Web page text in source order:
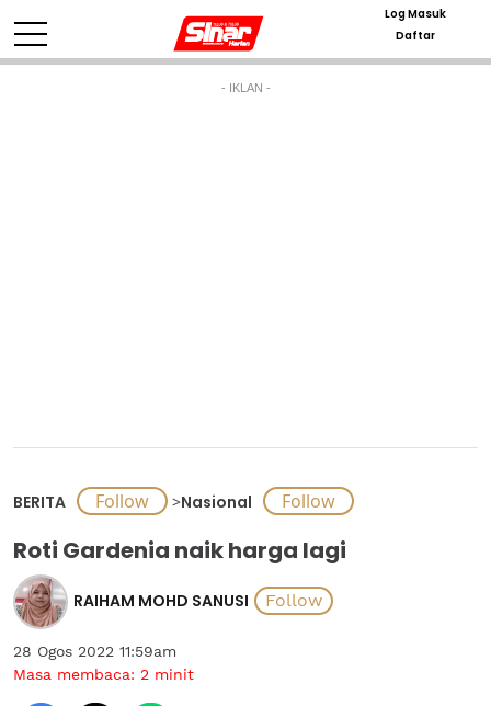
Log Masuk
Daftar
- IKLAN -
BERITA >Nasional
Roti Gardenia naik harga lagi
RAIHAM MOHD SANUSI
28 Ogos 2022 11:59am
Masa membaca: 2 minit